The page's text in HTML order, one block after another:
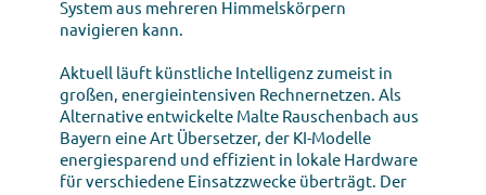
System aus mehreren Himmelskörpern
navigieren kann.
Aktuell läuft künstliche Intelligenz zumeist in
großen, energieintensiven Rechnernetzen. Als
Alternative entwickelte Malte Rauschenbach aus
Bayern eine Art Übersetzer, der KI-Modelle
energiesparend und effizient in lokale Hardware
für verschiedene Einsatzzwecke überträgt. Der